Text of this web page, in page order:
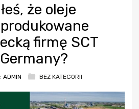
że oleje
firmę SCT
ADMIN BEZ KATEGORII